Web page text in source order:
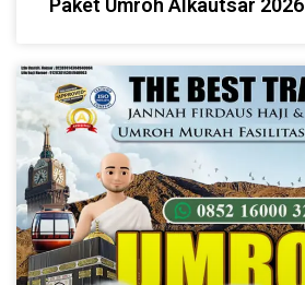
Paket Umroh Alkautsar 2026